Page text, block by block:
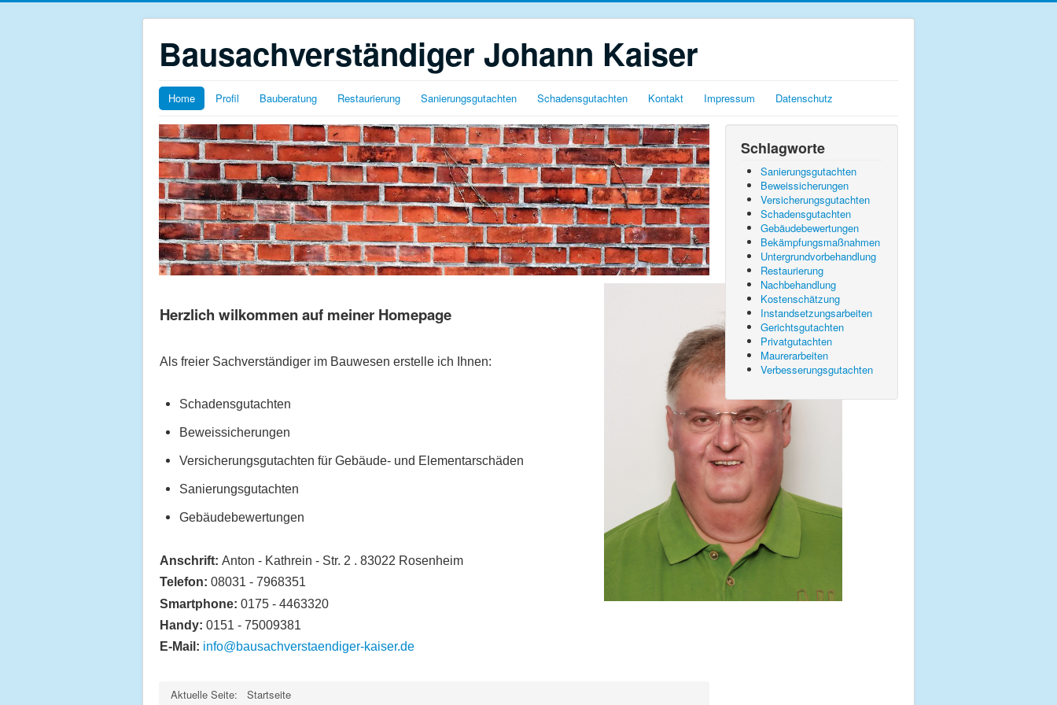
Bausachverständiger Johann Kaiser
Home Profil Bauberatung Restaurierung Sanierungsgutachten Schadensgutachten Kontakt Impressum Datenschutz
Herzlich wilkommen auf meiner Homepage
Als freier Sachverständiger im Bauwesen erstelle ich Ihnen:
Schadensgutachten
Beweissicherungen
Versicherungsgutachten für Gebäude- und Elementarschäden
Sanierungsgutachten
Gebäudebewertungen
Anschrift: Anton - Kathrein - Str. 2 . 83022 Rosenheim
Telefon: 08031 - 7968351
Smartphone: 0175 - 4463320
Handy: 0151 - 75009381
E-Mail: info@bausachverstaendiger-kaiser.de
Aktuelle Seite: Startseite
Schlagworte
Sanierungsgutachten
Beweissicherungen
Versicherungsgutachten
Schadensgutachten
Gebäudebewertungen
Bekämpfungsmaßnahmen
Untergrundvorbehandlung
Restaurierung
Nachbehandlung
Kostenschätzung
Instandsetzungsarbeiten
Gerichtsgutachten
Privatgutachten
Maurerarbeiten
Verbesserungsgutachten